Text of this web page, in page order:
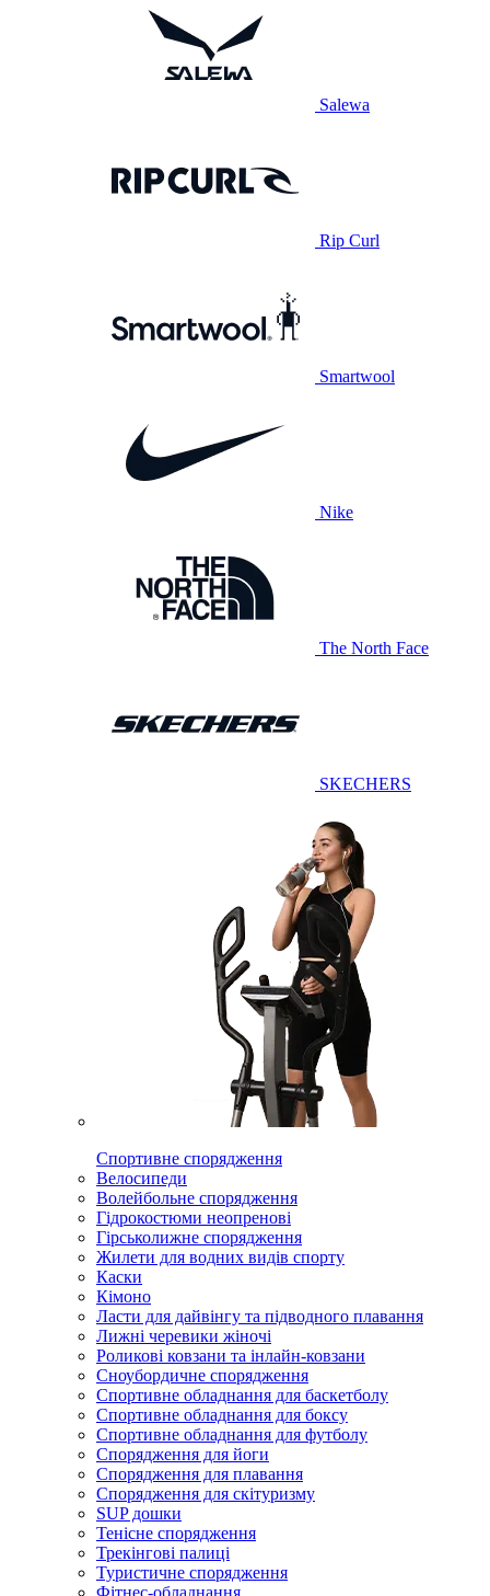
Salewa
Rip Curl
Smartwool
Nike
The North Face
SKECHERS
Спортивне спорядження
Велосипеди
Волейбольне спорядження
Гідрокостюми неопренові
Гірськолижне спорядження
Жилети для водних видів спорту
Каски
Кімоно
Ласти для дайвінгу та підводного плавання
Лижні черевики жіночі
Роликові ковзани та інлайн-ковзани
Сноубордичне спорядження
Спортивне обладнання для баскетболу
Спортивне обладнання для боксу
Спортивне обладнання для футболу
Спорядження для йоги
Спорядження для плавання
Спорядження для скітуризму
SUP дошки
Тенісне спорядження
Трекінгові палиці
Туристичне спорядження
Фітнес-обладнання